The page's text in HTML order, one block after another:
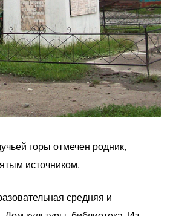
горы отмечен родник,
источником.
средняя и